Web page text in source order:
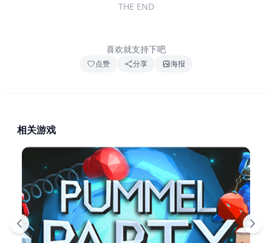
THE END
喜欢就支持下吧
点赞 分享 海报
相关游戏